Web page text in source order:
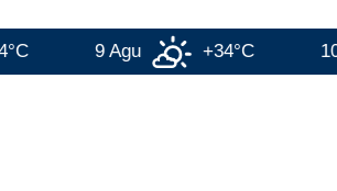
+34°C 10 Agu